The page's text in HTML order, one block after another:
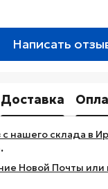
Написать
Доставка
нашего склада в
Новой Почты или